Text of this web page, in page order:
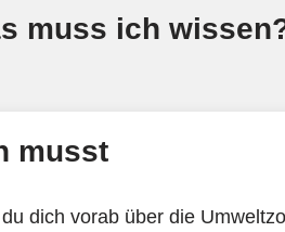
muss ich
musst
dich vorab über die